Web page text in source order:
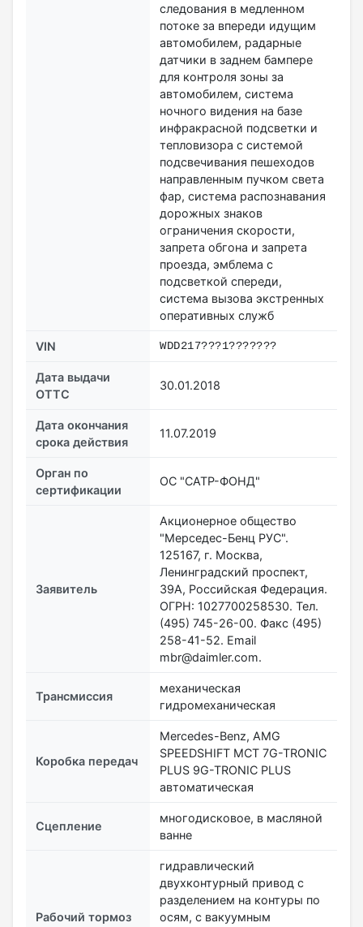
следования в медленном
потоке за впереди идущим
автомобилем, радарные
датчики в заднем бампере
для контроля зоны за
автомобилем, система
ночного видения на базе
инфракрасной подсветки и
тепловизора с системой
подсвечивания пешеходов
направленным пучком света
фар, система распознавания
дорожных знаков
ограничения скорости,
запрета обгона и запрета
проезда, эмблема с
подсветкой спереди,
система вызова экстренных
оперативных служб
VIN WDD217???1???????
Дата выдачи
ОТТС
30.01.2018
Дата окончания
срока действия
11.07.2019
Орган по
сертификации
ОС "САТР-ФОНД"
Заявитель
Акционерное общество
"Мерседес-Бенц РУС".
125167, г. Москва,
Ленинградский проспект,
39А, Российская Федерация.
ОГРН: 1027700258530. Тел.
(495) 745-26-00. Факс (495)
258-41-52. Email
mbr@daimler.com.
Трансмиссия
механическая
гидромеханическая
Коробка передач
Mercedes-Benz, AMG
SPEEDSHIFT MCT 7G-TRONIC
PLUS 9G-TRONIC PLUS
aвтоматическая
Сцепление
многодисковое, в масляной
ванне
Рабочий тормоз
гидравлический
двухконтурный привод с
разделением на контуры по
осям, с вакуумным